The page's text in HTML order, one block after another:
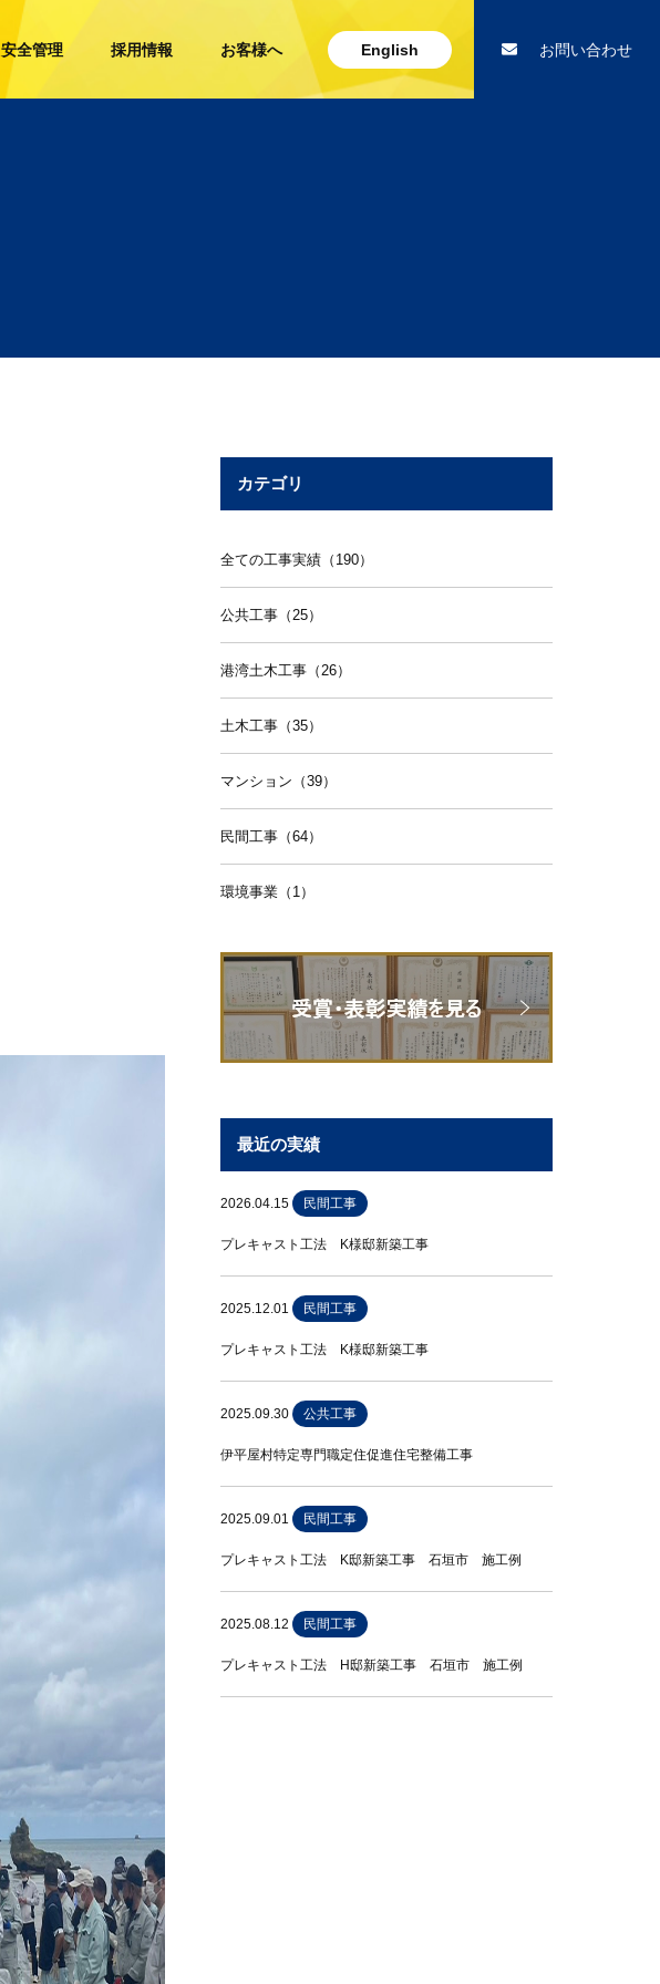
安全管理 採用情報 お客様へ English お問い合わせ
カテゴリ
全ての工事実績（190）
公共工事（25）
港湾土木工事（26）
土木工事（35）
マンション（39）
民間工事（64）
環境事業（1）
最近の実績
2026.04.15 民間工事
プレキャスト工法 K様邸新築工事
2025.12.01 民間工事
プレキャスト工法 K様邸新築工事
2025.09.30 公共工事
伊平屋村特定専門職定住促進住宅整備工事
2025.09.01 民間工事
プレキャスト工法 K邸新築工事 石垣市 施工例
2025.08.12 民間工事
プレキャスト工法 H邸新築工事 石垣市 施工例